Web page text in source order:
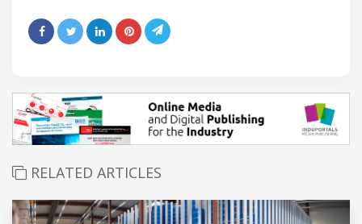
RELATED ARTICLES